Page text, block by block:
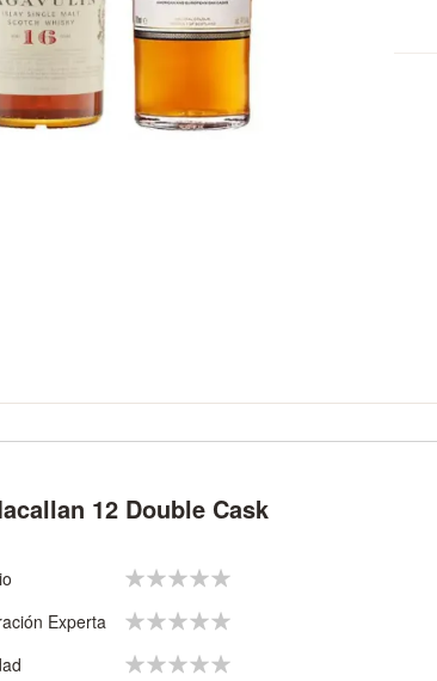
16 + Macallan 12 Double Cask
1 2 3 4 5
Experta
1 2 3 4 5
1 2 3 4 5